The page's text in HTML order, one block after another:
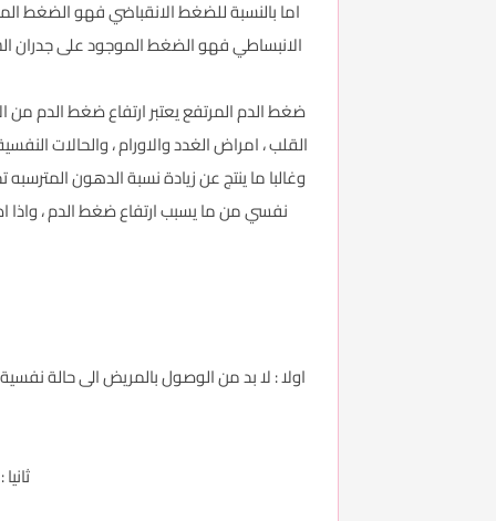
اما بالنسبة للضغط الانقباضي فهو الضغط
الانبساطي فهو الضغط الموجود على جدران
ضغط الدم المرتفع يعتبر ارتفاع ضغط الدم
القلب ، امراض الغدد والاورام ، والحالات
وغالبا ما ينتج عن زيادة نسبة الدهون
نفسي من ما يسبب ارتفاع ضغط الدم ، واذا
اولا : لا بد من الوصول بالمريض الى حالة